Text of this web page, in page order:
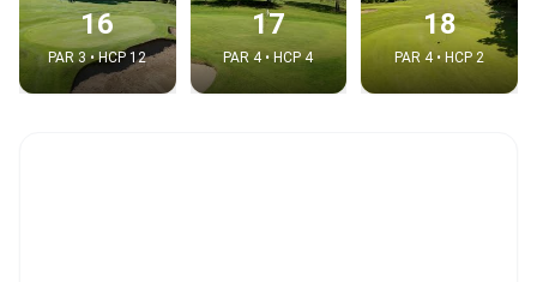
16
PAR 3 • HCP 12
17
PAR 4 • HCP 4
18
PAR 4 • HCP 2